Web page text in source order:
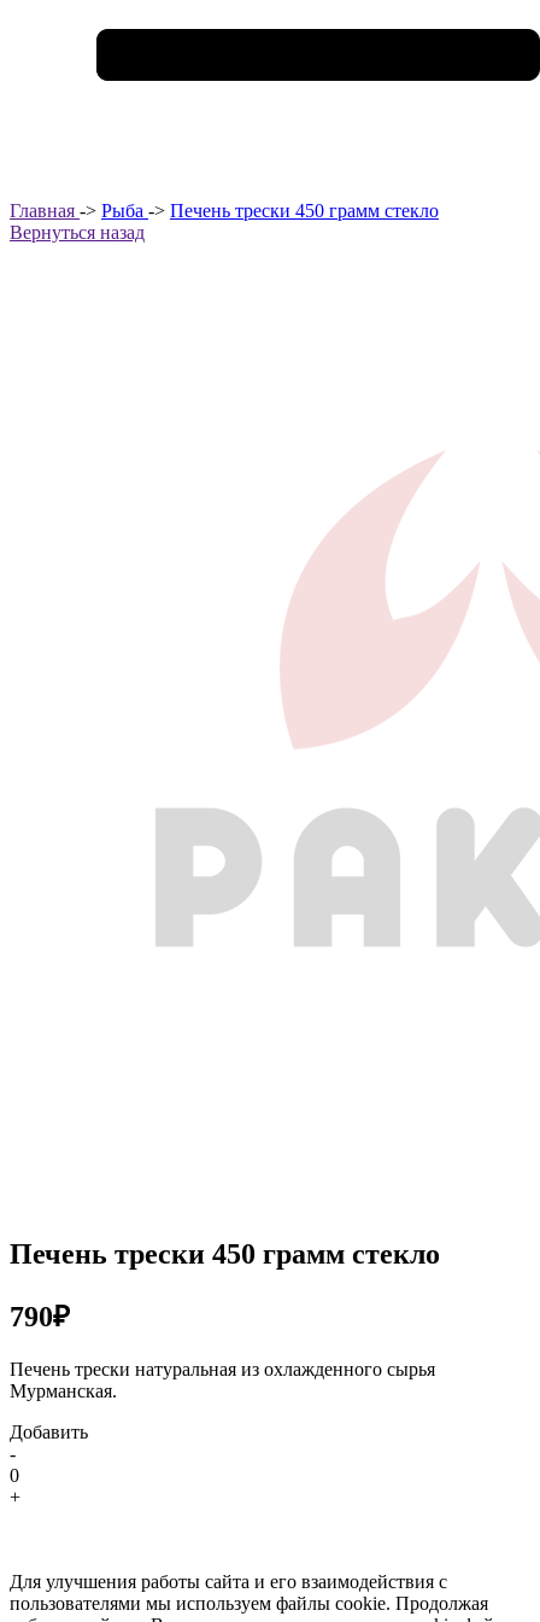
Главная -> Рыба -> Печень трески 450 грамм стекло
Вернуться назад
Печень трески 450 грамм стекло
790₽
Печень трески натуральная из охлажденного сырья
Мурманская.
Добавить
-
0
+
Для улучшения работы сайта и его взаимодействия с
пользователями мы используем файлы cookie. Продолжая